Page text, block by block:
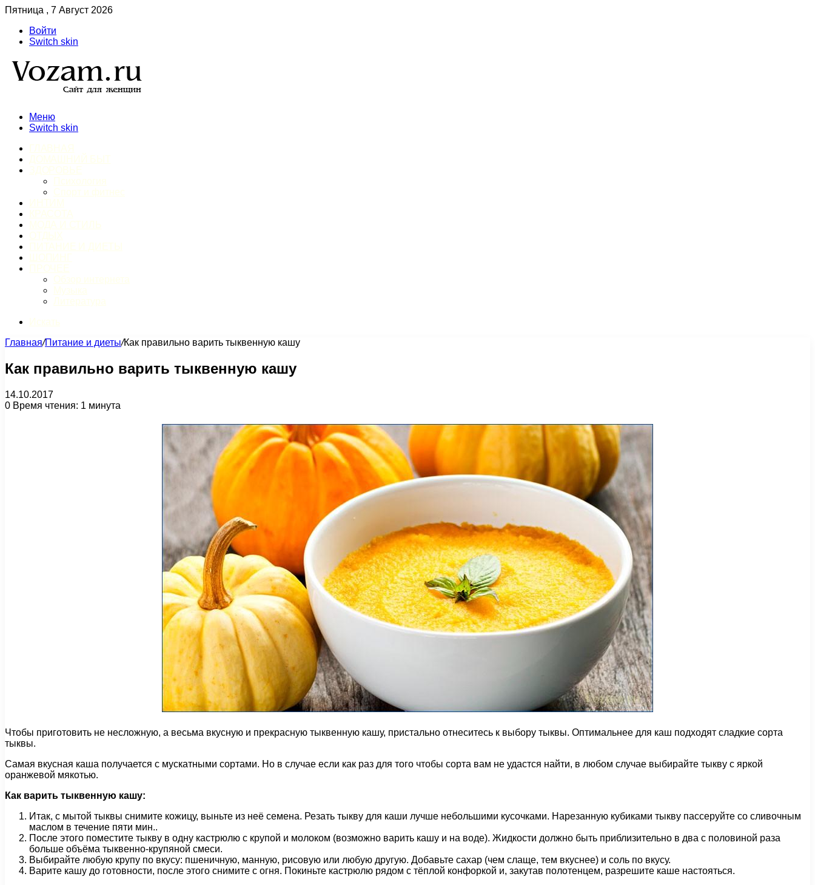
Пятница , 7 Август 2026
Войти
Switch skin
Меню
Switch skin
Главная/Питание и диеты/Как правильно варить тыквенную кашу
Как правильно варить тыквенную кашу
14.10.2017
0 Время чтения: 1 минута
Чтобы приготовить не несложную, а весьма вкусную и прекрасную тыквенную кашу, пристально отнеситесь к выбору тыквы. Оптимальнее для каш подходят сладкие сорта
тыквы.
Самая вкусная каша получается с мускатными сортами. Но в случае если как раз для того чтобы сорта вам не удастся найти, в любом случае выбирайте тыкву с яркой
оранжевой мякотью.
Как варить тыквенную кашу:
Итак, с мытой тыквы снимите кожицу, выньте из неё семена. Резать тыкву для каши лучше небольшими кусочками. Нарезанную кубиками тыкву пассеруйте со сливочным
маслом в течение пяти мин..
После этого поместите тыкву в одну кастрюлю с крупой и молоком (возможно варить кашу и на воде). Жидкости должно быть приблизительно в два с половиной раза
больше объёма тыквенно-крупяной смеси.
Выбирайте любую крупу по вкусу: пшеничную, манную, рисовую или любую другую. Добавьте сахар (чем слаще, тем вкуснее) и соль по вкусу.
Варите кашу до готовности, после этого снимите с огня. Покиньте кастрюлю рядом с тёплой конфоркой и, закутав полотенцем, разрешите каше настояться.